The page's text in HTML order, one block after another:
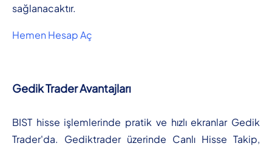
sağlanacaktır.
Hemen Hesap Aç
Gedik Trader Avantajları
BIST hisse işlemlerinde pratik ve hızlı ekranlar Gedik
Trader'da. Gediktrader üzerinde Canlı Hisse Takip,